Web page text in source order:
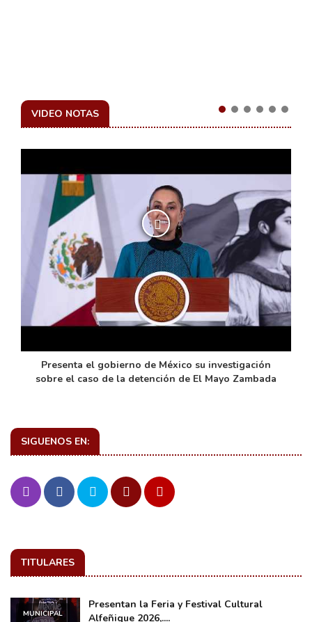
VIDEO NOTAS
Presenta el gobierno de México su investigación
sobre el caso de la detención de El Mayo Zambada
SIGUENOS EN:
TITULARES
MUNICIPAL
Presentan la Feria y Festival Cultural
Alfeñique 2026,....